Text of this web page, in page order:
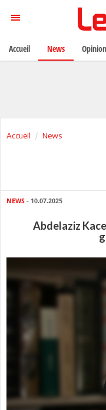
Accueil News
NEWS - 10.07.2025
Abdelaziz
Accueil News Opinion